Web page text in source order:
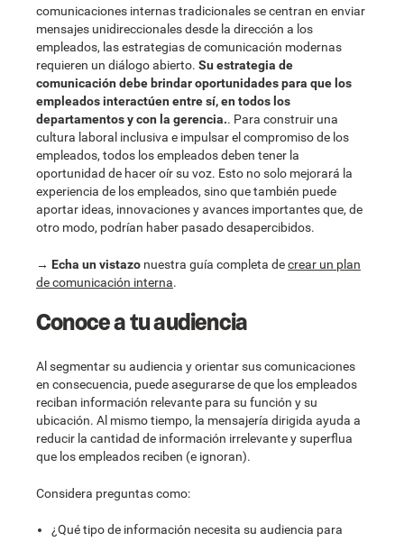
comunicaciones internas tradicionales se centran en enviar
mensajes unidireccionales desde la dirección a los
empleados, las estrategias de comunicación modernas
requieren un diálogo abierto. Su estrategia de
comunicación debe brindar oportunidades para que los
empleados interactúen entre sí, en todos los
departamentos y con la gerencia.. Para construir una
cultura laboral inclusiva e impulsar el compromiso de los
empleados, todos los empleados deben tener la
oportunidad de hacer oír su voz. Esto no solo mejorará la
experiencia de los empleados, sino que también puede
aportar ideas, innovaciones y avances importantes que, de
otro modo, podrían haber pasado desapercibidos.
→ Echa un vistazo nuestra guía completa decrear un plan
de comunicación interna.
Conoce a tu audiencia
Al segmentar su audiencia y orientar sus comunicaciones
en consecuencia, puede asegurarse de que los empleados
reciban información relevante para su función y su
ubicación. Al mismo tiempo, la mensajería dirigida ayuda a
reducir la cantidad de información irrelevante y superflua
que los empleados reciben (e ignoran).
Considera preguntas como:
¿Qué tipo de información necesita su audiencia para